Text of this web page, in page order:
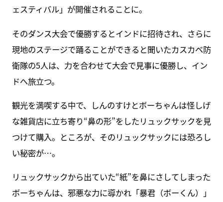
ェスティバル」が開催されることに。
そのダンス大会で優勝するとインドに招待され、さらに
現地のステージで踊ることができると聞いたカスカベ防
衛隊の5人は、力を合わせて大会で見事に優勝し、イン
ドへ旅立つ。
観光を満喫する中で、しんのすけとボーちゃんは怪しげ
な雑貨店に立ち寄り“鼻の形”をしたリュックサックを見
つけて購入。ところが、そのリュックサックには恐ろし
い秘密が…。
リュックサックから出ていた“紙”を鼻にさしてしまった
ボーちゃんは、邪悪な力に導かれ「暴君（ボーくん）」